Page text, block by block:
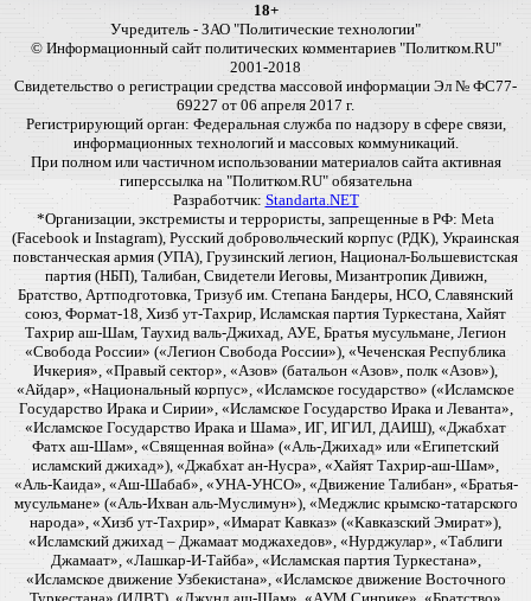
18+
Учредитель - ЗАО "Политические технологии"
© Информационный сайт политических комментариев "Политком.RU"
2001-2018
Свидетельство о регистрации средства массовой информации Эл № ФС77-
69227 от 06 апреля 2017 г.
Регистрирующий орган: Федеральная служба по надзору в сфере связи,
информационных технологий и массовых коммуникаций.
При полном или частичном использовании материалов сайта активная
гиперссылка на "Политком.RU" обязательна
Разработчик: Standarta.NET
*Организации, экстремисты и террористы, запрещенные в РФ: Meta
(Facebook и Instagram), Русский добровольческий корпус (РДК), Украинская
повстанческая армия (УПА), Грузинский легион, Национал-Большевистская
партия (НБП), Талибан, Свидетели Иеговы, Мизантропик Дивижн,
Братство, Артподготовка, Тризуб им. Степана Бандеры, НСО, Славянский
союз, Формат-18, Хизб ут-Тахрир, Исламская партия Туркестана, Хайят
Тахрир аш-Шам, Таухид валь-Джихад, АУЕ, Братья мусульмане, Легион
«Свобода России» («Легион Свобода России»), «Чеченская Республика
Ичкерия», «Правый сектор», «Азов» (батальон «Азов», полк «Азов»),
«Айдар», «Национальный корпус», «Исламское государство» («Исламское
Государство Ирака и Сирии», «Исламское Государство Ирака и Леванта»,
«Исламское Государство Ирака и Шама», ИГ, ИГИЛ, ДАИШ), «Джабхат
Фатх аш-Шам», «Священная война» («Аль-Джихад» или «Египетский
исламский джихад»), «Джабхат ан-Нусра», «Хайят Тахрир-аш-Шам»,
«Аль-Каида», «Аш-Шабаб», «УНА-УНСО», «Движение Талибан», «Братья-
мусульмане» («Аль-Ихван аль-Муслимун»), «Меджлис крымско-татарского
народа», «Хизб ут-Тахрир», «Имарат Кавказ» («Кавказский Эмират»),
«Исламский джихад – Джамаат моджахедов», «Нурджулар», «Таблиги
Джамаат», «Лашкар-И-Тайба», «Исламская партия Туркестана»,
«Исламское движение Узбекистана», «Исламское движение Восточного